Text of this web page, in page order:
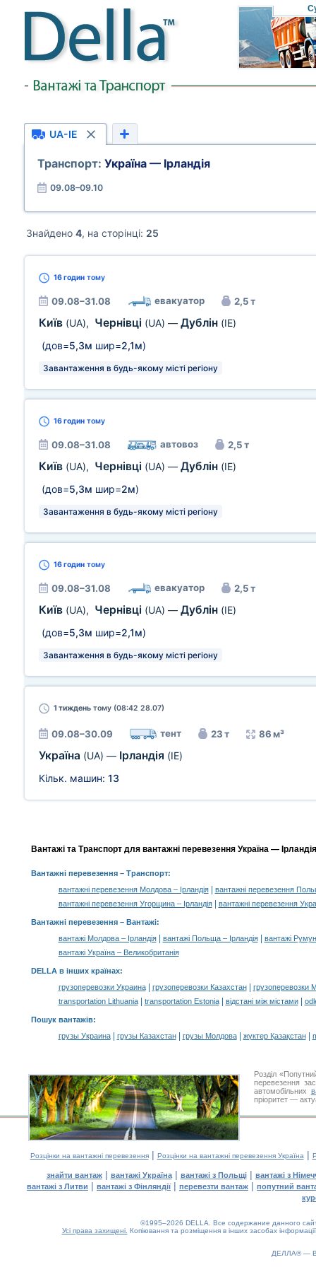
UA-IE
Транспорт: Україна — Ірландія
09.08–09.10
Знайдено 4, на сторінці: 25
16 годин тому
09.08–31.08 евакуатор 2,5 т
Київ (UA), Чернівці (UA) — Дублін (IE)
(дов=5,3м шир=2,1м)
Завантаження в будь-якому місті регіону
16 годин тому
09.08–31.08 автовоз 2,5 т
Київ (UA), Чернівці (UA) — Дублін (IE)
(дов=5,3м шир=2м)
Завантаження в будь-якому місті регіону
16 годин тому
09.08–31.08 евакуатор 2,5 т
Київ (UA), Чернівці (UA) — Дублін (IE)
(дов=5,3м шир=2,1м)
Завантаження в будь-якому місті регіону
1 тиждень тому (08:42 28.07)
09.08–30.09 тент 23 т 86 м³
Україна (UA) — Ірландія (IE)
Кільк. машин: 13
Вантажі та Транспорт для вантажні перевезення Україна —
Вантажні перевезення– Транспорт:
вантажні перевезення Молдова – Ірландія|
вантажні перевезення
вантажні перевезення Угорщина – Ірландія| вантажні перевезення
Вантажні перевезення – Вантажі:
вантажі Молдова – Ірландія| вантажі Польща – Ірландія|
вантажі
вантажі Україна – Великобританія
DELLA в інших країнах:
грузоперевозки Украина| грузоперевозки Казахстан|
грузоперевозки
transportation Lithuania| transportation Estonia| відстані між містами|
Пошук вантажів:
грузы Украина| грузы Казахстан| грузы Молдова| жүктер Қазақстан|
Розділ
перевезення
автомобільних
пріоритет —
Розцінки на вантажні перевезення| Розцінки на вантажні перевезення Україна |
знайти вантаж| вантажі Україна| вантажі з Польщі| вантажі з
вантажі з Литви | вантажі з Фінляндії| перевезти вантаж | попутний
©1995–2026 DELLA. Все содержание данного
Усі права захищені. Копіювання та розміщення в інших засобах
ДЕЛЛА® —